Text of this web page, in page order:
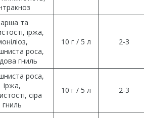
та
іржа,
роса,
гниль
10 г / 5 л 2-3
роса,
іржа,
сіра
гниль
10 г / 5 л 2-3